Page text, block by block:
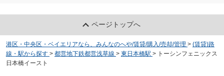
ページトップへ
港区・中央区・ベイエリアなら、みんなのへや/賃貸/購入/売却/管理 > (賃貸)路
線・駅から探す > 都営地下鉄都営浅草線 > 東日本橋駅 > トーシンフェニックス
日本橋イースト